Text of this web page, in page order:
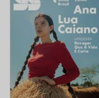
MAIS INFO
COMPRAR